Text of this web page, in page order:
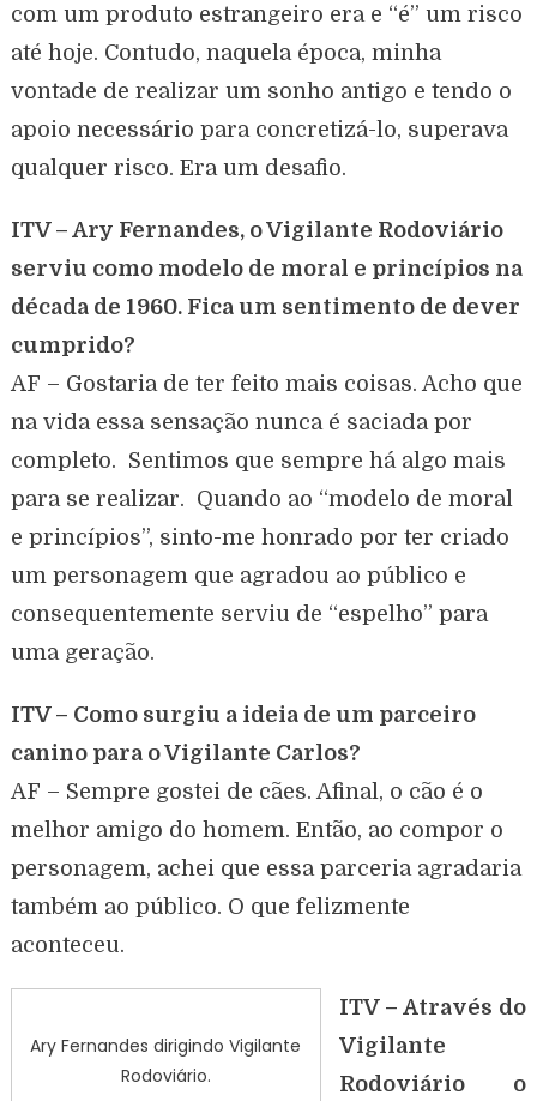
com um produto estrangeiro era e “é” um risco
até hoje. Contudo, naquela época, minha
vontade de realizar um sonho antigo e tendo o
apoio necessário para concretizá-lo, superava
qualquer risco. Era um desafio.
ITV – Ary Fernandes, o Vigilante Rodoviário
serviu como modelo de moral e princípios na
década de 1960. Fica um sentimento de dever
cumprido?
AF – Gostaria de ter feito mais coisas. Acho que
na vida essa sensação nunca é saciada por
completo. Sentimos que sempre há algo mais
para se realizar. Quando ao “modelo de moral
e princípios”, sinto-me honrado por ter criado
um personagem que agradou ao público e
consequentemente serviu de “espelho” para
uma geração.
ITV – Como surgiu a ideia de um parceiro
canino para o Vigilante Carlos?
AF – Sempre gostei de cães. Afinal, o cão é o
melhor amigo do homem. Então, ao compor o
personagem, achei que essa parceria agradaria
também ao público. O que felizmente
aconteceu.
Ary Fernandes dirigindo Vigilante
Rodoviário.
ITV – Através do
Vigilante
Rodoviário o